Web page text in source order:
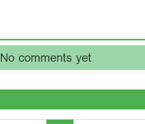
No comments yet